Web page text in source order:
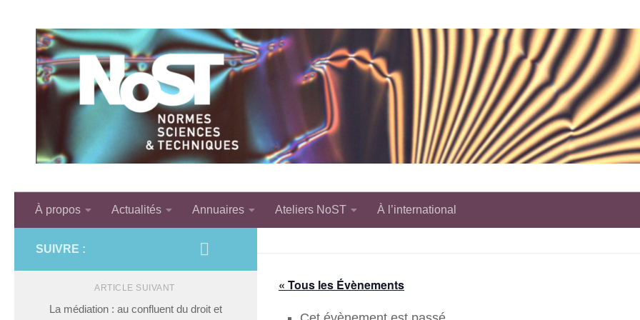
À propos Actualités Annuaires Ateliers NoST À l’international
« Tous les Évènements
SUIVRE :
ARTICLE SUIVANT
La médiation : au confluent du droit et